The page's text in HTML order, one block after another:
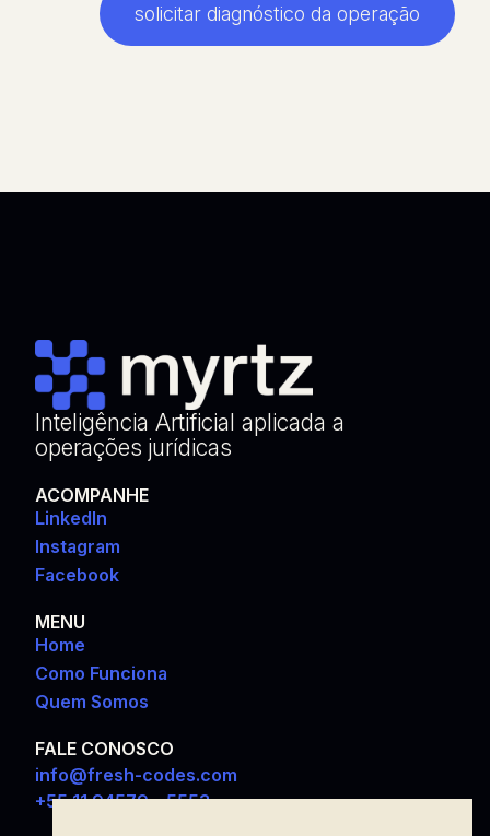
solicitar diagnóstico da operação
Inteligência Artificial aplicada a
operações jurídicas
ACOMPANHE
LinkedIn
Instagram
Facebook
MENU
Home
Como Funciona
Quem Somos
FALE CONOSCO
info@fresh-codes.com
+55 11 94579 – 5553